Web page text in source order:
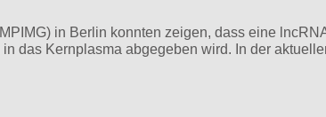
in Berlin konnten zeigen, dass eine
das Kernplasma abgegeben wird. In der